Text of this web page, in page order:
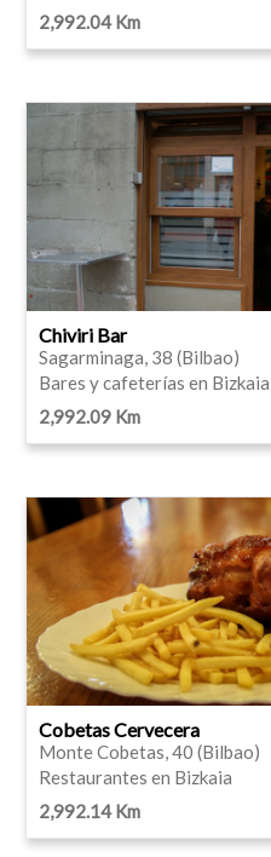
2,992.04 Km
Chiviri Bar
Sagarminaga, 38 (Bilbao)
Bares y cafeterías en Bizkaia
2,992.09 Km
Cobetas Cervecera
Monte Cobetas, 40 (Bilbao)
Restaurantes en Bizkaia
2,992.14 Km